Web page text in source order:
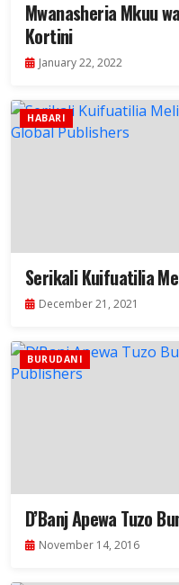
Mwanasheria Mkuu
Kortini
January 22, 2022
HABARI
Serikali Kuifuatilia
December 21, 2021
BURUDANI
D’Banj Apewa Tuzo
November 14, 2016